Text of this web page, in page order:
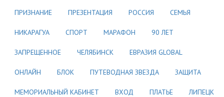
ПРИЗНАНИЕ ПРЕЗЕНТАЦИЯ РОССИЯ СЕМЬЯ
НИКАРАГУА СПОРТ МАРАФОН 90 ЛЕТ
ЗАПРЕЩЕННОЕ ЧЕЛЯБИНСК ЕВРАЗИЯ GLOBAL
ОНЛАЙН БЛОК ПУТЕВОДНАЯ ЗВЕЗДА ЗАЩИТА
МЕМОРИАЛЬНЫЙ КАБИНЕТ ВХОД ПЛАТЬЕ ЛИПЕЦК